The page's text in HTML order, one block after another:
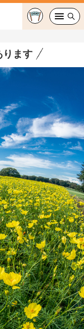
ます